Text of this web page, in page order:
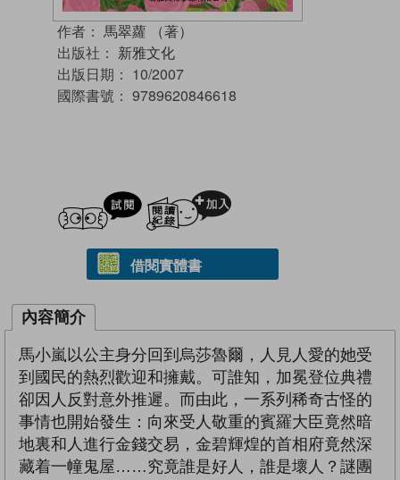
作者： 馬翠蘿 （著）
出版社： 新雅文化
出版日期： 10/2007
國際書號： 9789620846618
試閲
借閱實體書
內容簡介
馬小嵐以公主身分回到烏莎魯爾，人見人愛的她受
到國民的熱烈歡迎和擁戴。可誰知，加冕登位典禮
卻因人反對意外推遲。而由此，一系列稀奇古怪的
事情也開始發生：向來受人敬重的賓羅大臣竟然暗
地裏和人進行金錢交易，金碧輝煌的首相府竟然深
藏着一幢鬼屋……究竟誰是好人，誰是壞人？謎團